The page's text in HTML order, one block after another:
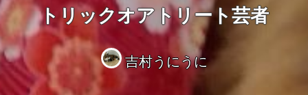
トリックオアトリート芸者
吉村うにうに